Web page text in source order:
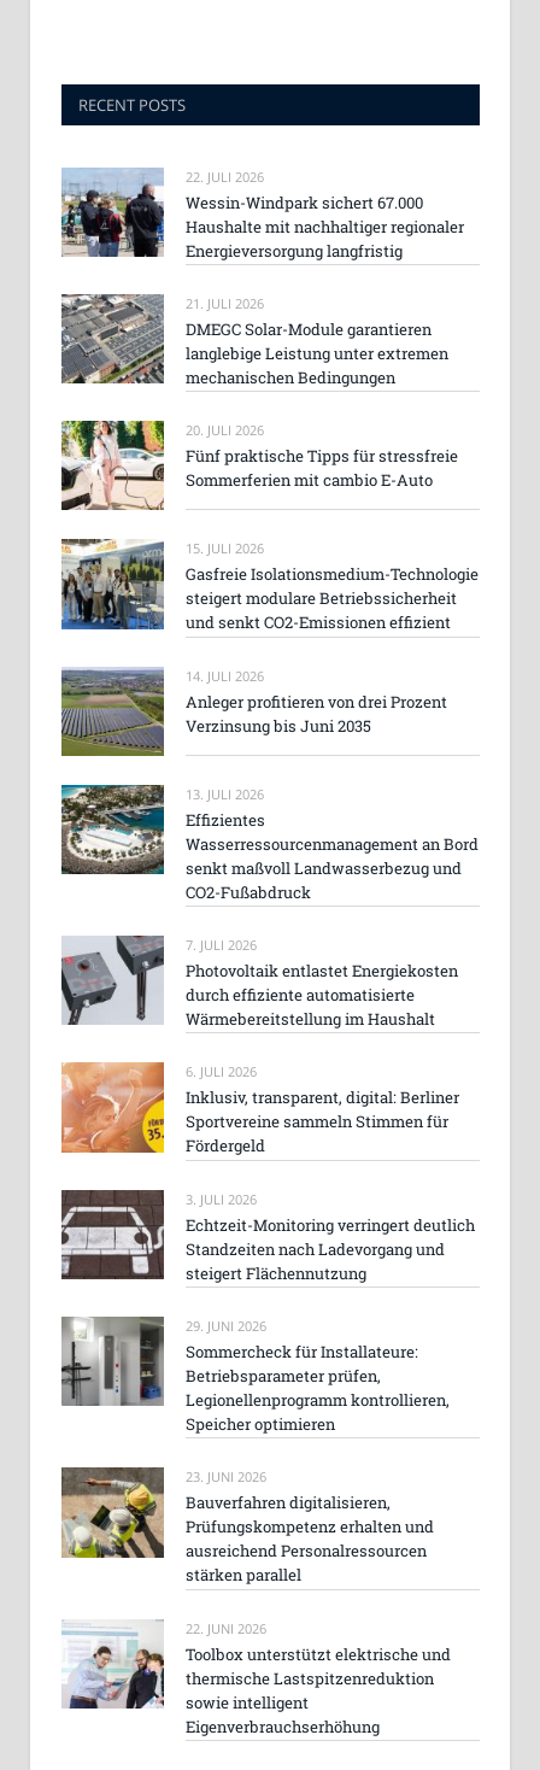
RECENT POSTS
22. JULI 2026
Wessin-Windpark sichert 67.000
Haushalte mit nachhaltiger regionaler
Energieversorgung langfristig
21. JULI 2026
DMEGC Solar-Module garantieren
langlebige Leistung unter extremen
mechanischen Bedingungen
20. JULI 2026
Fünf praktische Tipps für stressfreie
Sommerferien mit cambio E-Auto
15. JULI 2026
Gasfreie Isolationsmedium-Technologie
steigert modulare Betriebssicherheit
und senkt CO2-Emissionen effizient
14. JULI 2026
Anleger profitieren von drei Prozent
Verzinsung bis Juni 2035
13. JULI 2026
Effizientes
Wasserressourcenmanagement an Bord
senkt maßvoll Landwasserbezug und
CO2-Fußabdruck
7. JULI 2026
Photovoltaik entlastet Energiekosten
durch effiziente automatisierte
Wärmebereitstellung im Haushalt
6. JULI 2026
Inklusiv, transparent, digital: Berliner
Sportvereine sammeln Stimmen für
Fördergeld
3. JULI 2026
Echtzeit-Monitoring verringert deutlich
Standzeiten nach Ladevorgang und
steigert Flächennutzung
29. JUNI 2026
Sommercheck für Installateure:
Betriebsparameter prüfen,
Legionellenprogramm kontrollieren,
Speicher optimieren
23. JUNI 2026
Bauverfahren digitalisieren,
Prüfungskompetenz erhalten und
ausreichend Personalressourcen
stärken parallel
22. JUNI 2026
Toolbox unterstützt elektrische und
thermische Lastspitzenreduktion
sowie intelligent
Eigenverbrauchserhöhung